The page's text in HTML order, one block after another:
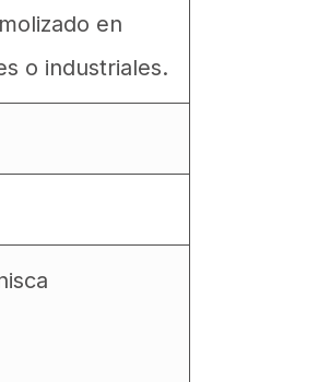
en
o industriales.